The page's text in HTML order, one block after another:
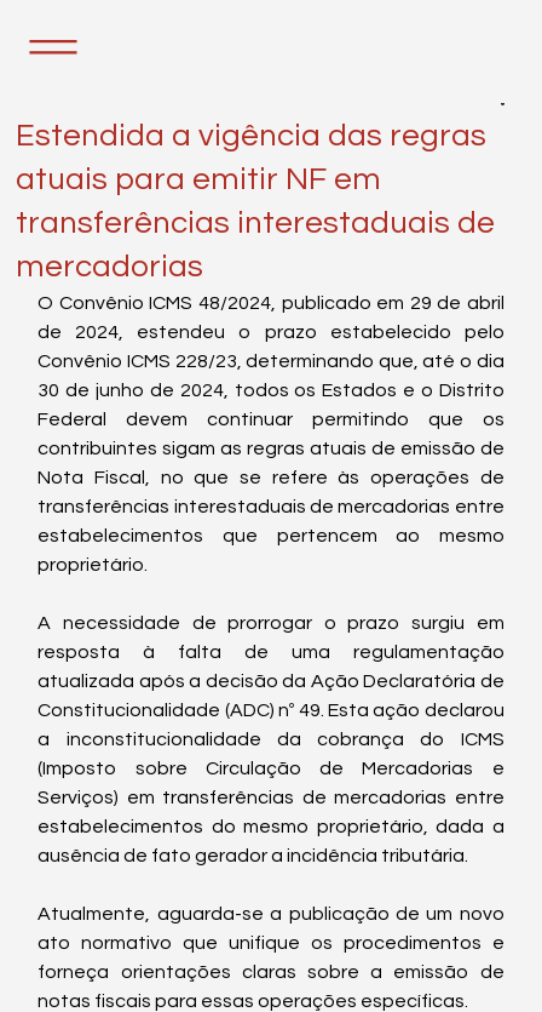
Estendida a vigência das regras
atuais para emitir NF em
transferências interestaduais de
mercadorias
O Convênio ICMS 48/2024, publicado em 29 de abril
de 2024, estendeu o prazo estabelecido pelo
Convênio ICMS 228/23, determinando que, até o dia
30 de junho de 2024, todos os Estados e o Distrito
Federal devem continuar permitindo que os
contribuintes sigam as regras atuais de emissão de
Nota Fiscal, no que se refere às operações de
transferências interestaduais de mercadorias entre
estabelecimentos que pertencem ao mesmo
proprietário.
A necessidade de prorrogar o prazo surgiu em
resposta à falta de uma regulamentação
atualizada após a decisão da Ação Declaratória de
Constitucionalidade (ADC) nº 49. Esta ação declarou
a inconstitucionalidade da cobrança do ICMS
(Imposto sobre Circulação de Mercadorias e
Serviços) em transferências de mercadorias entre
estabelecimentos do mesmo proprietário, dada a
ausência de fato gerador a incidência tributária.
Atualmente, aguarda-se a publicação de um novo
ato normativo que unifique os procedimentos e
forneça orientações claras sobre a emissão de
notas fiscais para essas operações específicas.